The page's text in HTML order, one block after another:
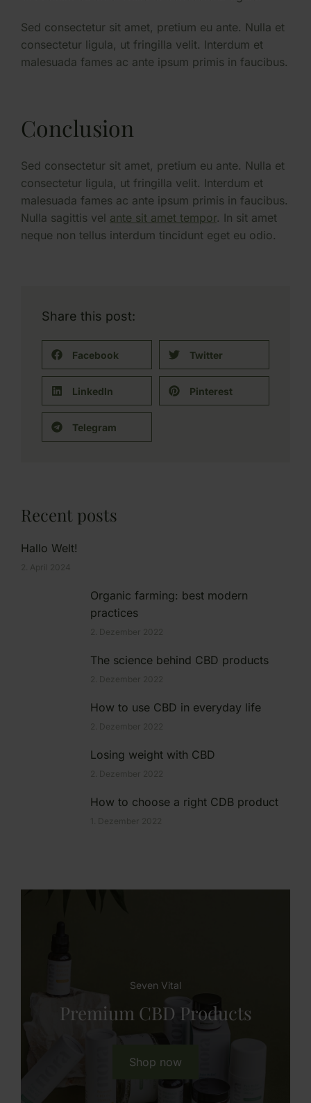
Sed consectetur sit amet, pretium eu ante. Nulla et
consectetur ligula, ut fringilla velit. Interdum et
malesuada fames ac ante ipsum primis in faucibus.
Conclusion
Sed consectetur sit amet, pretium eu ante. Nulla et
consectetur ligula, ut fringilla velit. Interdum et
malesuada fames ac ante ipsum primis in faucibus.
Nulla sagittis vel ante sit amet tempor. In sit amet
neque non tellus interdum tincidunt eget eu odio.
Share this post:
Facebook Twitter
LinkedIn Pinterest
Telegram
Recent posts
Hallo Welt!
2. April 2024
Organic farming: best modern
practices
2. Dezember 2022
The science behind CBD products
2. Dezember 2022
How to use CBD in everyday life
2. Dezember 2022
Losing weight with CBD
2. Dezember 2022
How to choose a right CDB product
1. Dezember 2022
Seven Vital
Premium CBD Products
Shop now